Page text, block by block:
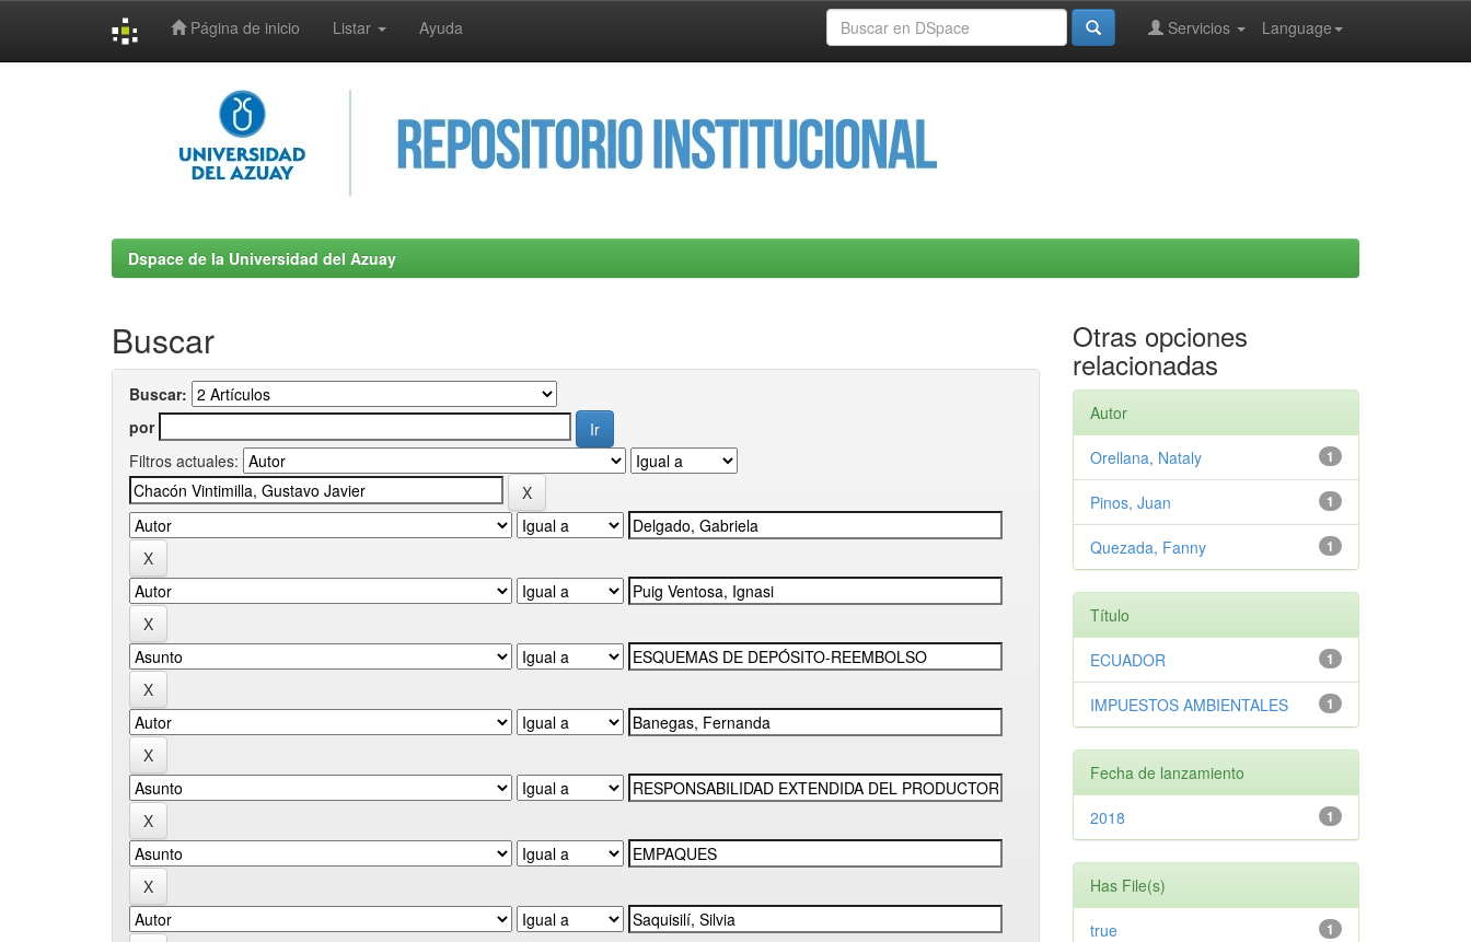
Página de inicio Listar Ayuda Language
Servicios
Dspace de la Universidad del Azuay
Buscar
Buscar:
por
Filtros actuales:
Otras opciones
relacionadas
Autor
1
Orellana, Nataly
1
Pinos, Juan
1
Quezada, Fanny
Título
1
ECUADOR
1
IMPUESTOS AMBIENTALES
Fecha de lanzamiento
1
2018
Has File(s)
1
true